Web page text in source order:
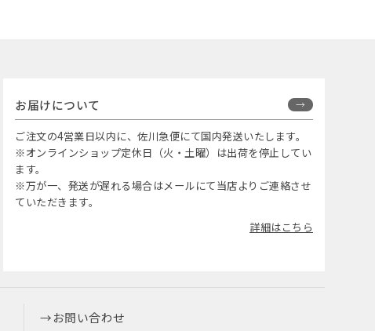
お届けについて
ご注文の4営業日以内に、佐川急便にて国内発送いたします。
※オンラインショップ定休日（火・土曜）は出荷を停止してい
ます。
※万が一、発送が遅れる場合はメールにて当店よりご連絡させ
ていただきます。
詳細はこちら
お問い合わせ